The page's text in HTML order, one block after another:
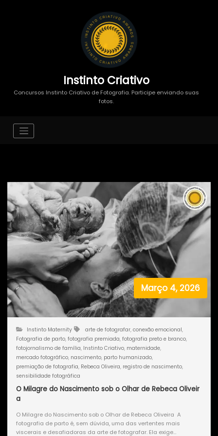
Instinto Criativo
Concursos Instinto Criativo de Fotografia. Participe enviando suas
fotos.
Março 4, 2026
Instinto Maternity arte de fotografar, conexão emocional,
Fotografia de parto, fotografia premiada, fotografia preto e branco,
fotojornalismo de família, Instinto Criativo, maternidade,
mercado fotográfico, nascimento, parto humanizado,
premiação de fotografia, Rebeca Oliveira, registro de nascimento,
sensibilidade fotográfica
O Milagre do Nascimento sob o Olhar de Rebeca Oliveir
a
O Milagre do Nascimento sob o Olhar de Rebeca Oliveira A
fotografia de parto é, sem dúvida, uma das vertentes mais
viscerais e desafiadoras da arte de fotografar. Ela exige…